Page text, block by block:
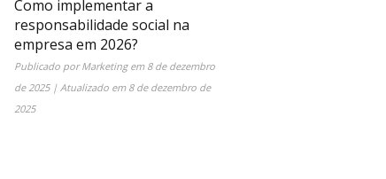
Como implementar a
responsabilidade social na
empresa em 2026?
Publicado porMarketingem 8 de dezembro
de 2025| Atualizado em 8 de dezembro de
2025